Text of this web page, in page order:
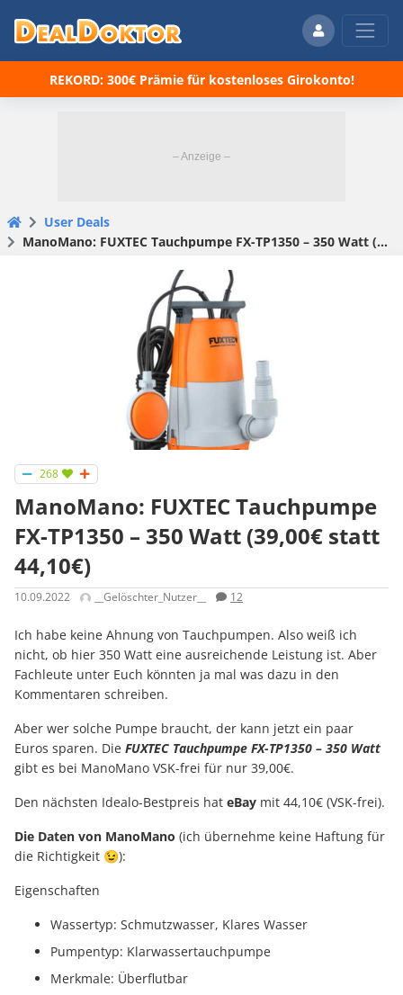
REKORD: 300€ Prämie für kostenloses Girokonto!
User Deals
ManoMano: FUXTEC Tauchpumpe FX-TP1350 – 350 Watt (39,00€ statt 44,10€)
268
ManoMano: FUXTEC Tauchpumpe
FX-TP1350 – 350 Watt (39,00€ statt
44,10€)
10.09.2022 __Gelöschter_Nutzer__ 12
Ich habe keine Ahnung von Tauchpumpen. Also weiß ich
nicht, ob hier 350 Watt eine ausreichende Leistung ist. Aber
Fachleute unter Euch könnten ja mal was dazu in den
Kommentaren schreiben.
Aber wer solche Pumpe braucht, der kann jetzt ein paar
Euros sparen. Die FUXTEC Tauchpumpe FX-TP1350 – 350 Watt
gibt es bei ManoMano VSK-frei für nur 39,00€.
Den nächsten Idealo-Bestpreis hat eBay mit 44,10€ (VSK-frei).
Die Daten von ManoMano (ich übernehme keine Haftung für
die Richtigkeit 😉):
Eigenschaften
Wassertyp: Schmutzwasser, Klares Wasser
Pumpentyp: Klarwassertauchpumpe
Merkmale: Überflutbar